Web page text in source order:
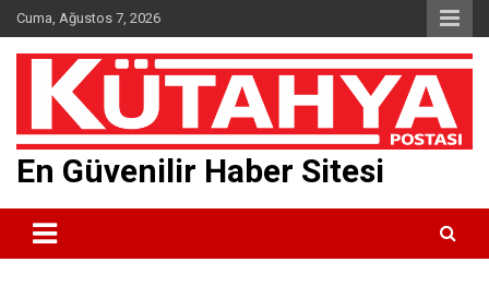
Skip
to
content
Cuma, Ağustos 7, 2026
En Güvenilir Haber Sitesi